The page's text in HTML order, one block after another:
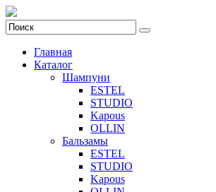
Главная
Каталог
Шампуни
ESTEL
STUDIO
Kapous
OLLIN
Бальзамы
ESTEL
STUDIO
Kapous